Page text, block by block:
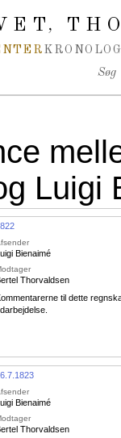
,
Søg
Luigi
Bienaimé
Thorvaldsen
til dette
Bienaimé
Thorvaldsen